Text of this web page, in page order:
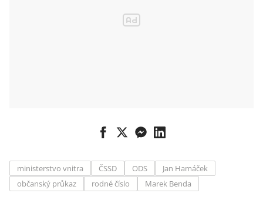
ministerstvo vnitra ČSSD ODS
Jan Hamáček
občanský průkaz
rodné číslo Marek Benda